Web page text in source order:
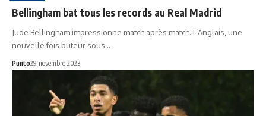
Bellingham bat tous les records au Real Madrid
Jude Bellingham impressionne match après match. L’Anglais, une
nouvelle fois buteur sous…
Punto29 novembre 2023